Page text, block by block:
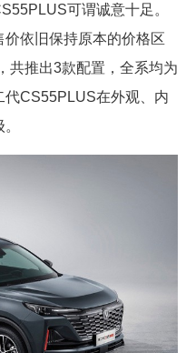
可谓诚意十足。
依旧保持原本的价格区
共推出3款配置，全系均为
代CS55PLUS在外观、内